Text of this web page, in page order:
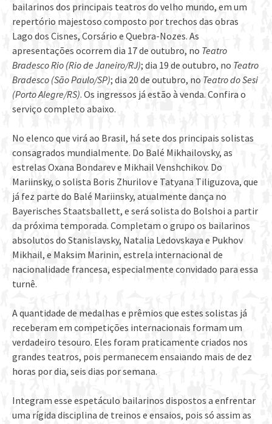
bailarinos dos principais teatros do velho mundo, em um
repertório majestoso composto por trechos das obras
Lago dos Cisnes, Corsário e Quebra-Nozes. As
apresentações ocorrem dia 17 de outubro, no Teatro
Bradesco Rio (Rio de Janeiro/RJ); dia 19 de outubro, no Teatro
Bradesco (São Paulo/SP); dia 20 de outubro, no Teatro do Sesi
(Porto Alegre/RS). Os ingressos já estão à venda. Confira o
serviço completo abaixo.
No elenco que virá ao Brasil, há sete dos principais solistas
consagrados mundialmente. Do Balé Mikhailovsky, as
estrelas Oxana Bondarev e Mikhail Venshchikov. Do
Mariinsky, o solista Boris Zhurilov e Tatyana Tiliguzova, que
já fez parte do Balé Mariinsky, atualmente dança no
Bayerisches Staatsballett, e será solista do Bolshoi a partir
da próxima temporada. Completam o grupo os bailarinos
absolutos do Stanislavsky, Natalia Ledovskaya e Pukhov
Mikhail, e Maksim Marinin, estrela internacional de
nacionalidade francesa, especialmente convidado para essa
turnê.
A quantidade de medalhas e prêmios que estes solistas já
receberam em competições internacionais formam um
verdadeiro tesouro. Eles foram praticamente criados nos
grandes teatros, pois permanecem ensaiando mais de dez
horas por dia, seis dias por semana.
Integram esse espetáculo bailarinos dispostos a enfrentar
uma rígida disciplina de treinos e ensaios, pois só assim as